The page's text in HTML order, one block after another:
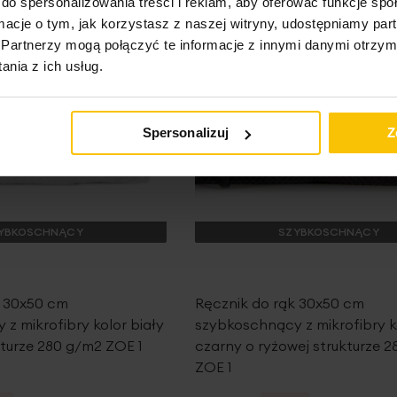
o tym, jak korzystasz z naszej witryny, udostępniamy
mogą połączyć te informacje z innymi danymi
z ich usług.
Spersonalizuj
cm
z mikrofibry kolor biały
280 g/m2 ZOE 1
SZYBKOSCHNĄCY
Ręcznik do rąk 30x50 cm
szybkoschnący z mikrofibry
czarny o ryżowej strukturze
ZOE 1